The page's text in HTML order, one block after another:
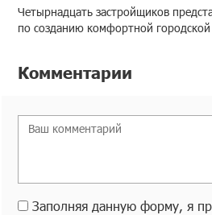
Четырнадцать застройщиков
по созданию комфортной
Комментарии
Заполняя данную форму, я